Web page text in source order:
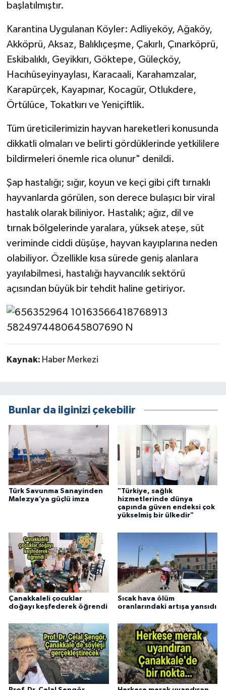
başlatılmıştır.
Karantina Uygulanan Köyler: Adliyeköy, Ağaköy,
Akköprü, Aksaz, Balıklıçeşme, Çakırlı, Çınarköprü,
Eskibalıklı, Geyikkırı, Göktepe, Güleçköy,
Hacıhüseyinyaylası, Karacaali, Karahamzalar,
Karapürçek, Kayapınar, Kocagür, Otlukdere,
Örtülüce, Tokatkırı ve Yeniçiftlik.
Tüm üreticilerimizin hayvan hareketleri konusunda
dikkatli olmaları ve belirti gördüklerinde yetkililere
bildirmeleri önemle rica olunur" denildi.
Şap hastalığı; sığır, koyun ve keçi gibi çift tırnaklı
hayvanlarda görülen, son derece bulaşıcı bir viral
hastalık olarak biliniyor. Hastalık; ağız, dil ve
tırnak bölgelerinde yaralara, yüksek ateşe, süt
veriminde ciddi düşüşe, hayvan kayıplarına neden
olabiliyor. Özellikle kısa sürede geniş alanlara
yayılabilmesi, hastalığı hayvancılık sektörü
açısından büyük bir tehdit haline getiriyor.
Kaynak: Haber Merkezi
Bunlar da ilginizi çekebilir
Türk Savunma Sanayinden
Malezya’ya güçlü imza
"Türkiye, sağlık
hizmetlerinde dünya
çapında güven endeksi çok
yükselmiş bir ülkedir"
Çanakkaleli çocuklar
doğayı keşfederek öğrendi
Sıcak hava ölüm
oranlarındaki artışa yansıdı